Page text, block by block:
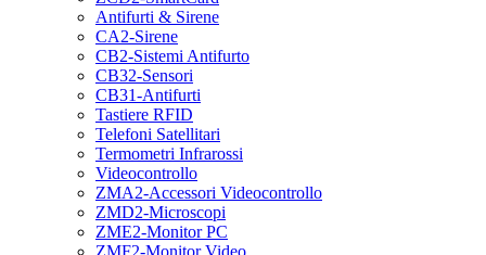
Antifurti & Sirene
CA2-Sirene
CB2-Sistemi Antifurto
CB32-Sensori
CB31-Antifurti
Tastiere RFID
Telefoni Satellitari
Termometri Infrarossi
Videocontrollo
ZMA2-Accessori Videocontrollo
ZMD2-Microscopi
ZME2-Monitor PC
ZMF2-Monitor Video